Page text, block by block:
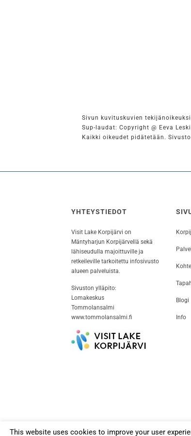
Sivun kuvituskuvien
Sup-laudat: Copyright @ Eeva
Kaikki oikeudet pidätetään.
YHTEYSTIEDOT
Visit Lake Korpijärvi on
Mäntyharjun Korpijärvellä sekä
lähiseudulla majoittuville ja
retkeileville tarkoitettu infosivusto
alueen palveluista.
Sivuston ylläpito:
Lomakeskus
Tommolansalmi
www.tommolansalmi.fi
Blogi
Info
This website uses cookies to improve your user